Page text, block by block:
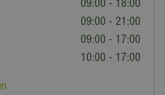
09:00 - 18:00
09:00 - 21:00
09:00 - 17:00
10:00 - 17:00